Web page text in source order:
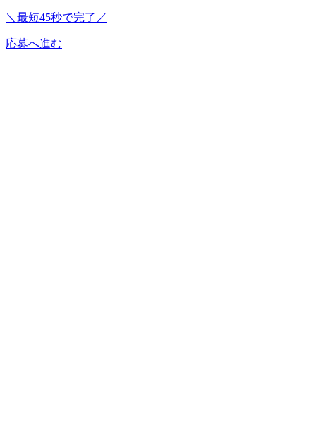
＼最短45秒で完了／
応募へ進む